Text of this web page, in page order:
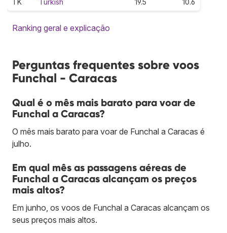
Ranking geral e explicação
Perguntas frequentes sobre voos
Funchal - Caracas
Qual é o mês mais barato para voar de
Funchal a Caracas?
O mês mais barato para voar de Funchal a Caracas é
julho.
Em qual mês as passagens aéreas de
Funchal a Caracas alcançam os preços
mais altos?
Em junho, os voos de Funchal a Caracas alcançam os
seus preços mais altos.